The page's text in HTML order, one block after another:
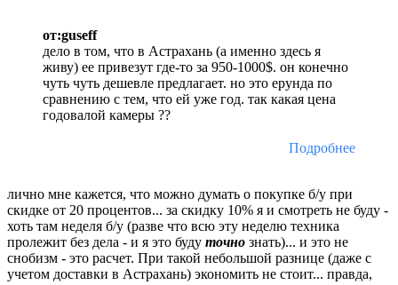
от:guseff
дело в том, что в Астрахань (а именно здесь я
живу) ее привезут где-то за 950-1000$. он конечно
чуть чуть дешевле предлагает. но это ерунда по
сравнению с тем, что ей уже год. так какая цена
годовалой камеры ??
Подробнее
лично мне кажется, что можно думать о покупке б/у при
скидке от 20 процентов... за скидку 10% я и смотреть не буду -
хоть там неделя б/у (разве что всю эту неделю техника
пролежит без дела - и я это буду точно знать)... и это не
снобизм - это расчет. При такой небольшой разнице (даже с
учетом доставки в Астрахань) экономить не стоит... правда,